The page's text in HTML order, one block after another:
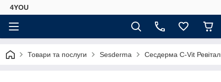
4YOU
Товари та послуги Sesderma Сесдерма C-Vit